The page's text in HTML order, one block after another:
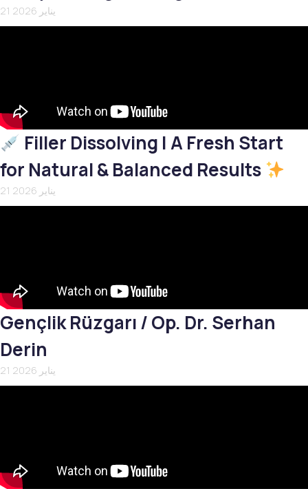
21 يناير 2026
Filler Dissolving | A Fresh Start
for Natural & Balanced Results
21 يناير 2026
Gençlik Rüzgarı / Op. Dr. Serhan
Derin
21 يناير 2026